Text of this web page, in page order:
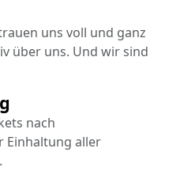
nach
Einhaltung aller
uns voll und ganz
über uns. Und wir sind